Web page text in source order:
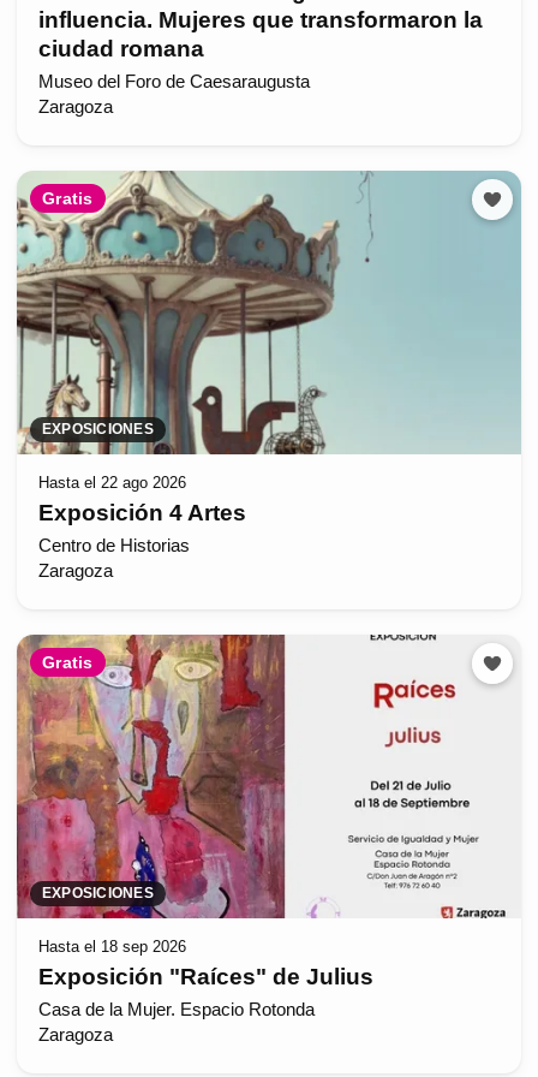
influencia. Mujeres que transformaron la
ciudad romana
Museo del Foro de Caesaraugusta
Zaragoza
Gratis
EXPOSICIONES
Hasta el 22 ago 2026
Exposición 4 Artes
Centro de Historias
Zaragoza
Gratis
EXPOSICIONES
Hasta el 18 sep 2026
Exposición "Raíces" de Julius
Casa de la Mujer. Espacio Rotonda
Zaragoza